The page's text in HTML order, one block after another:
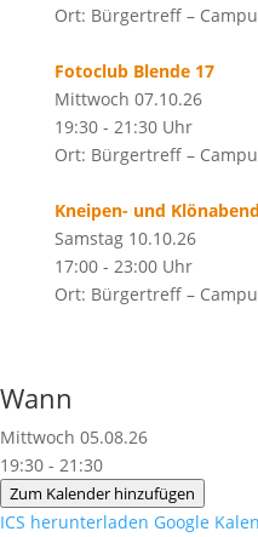
Ort: Bürgertreff –
Fotoclub Blende 17
Mittwoch 07.10.26
19:30 - 21:30 Uhr
Ort: Bürgertreff –
Kneipen- und Klönabend
Samstag 10.10.26
17:00 - 23:00 Uhr
Ort: Bürgertreff –
Wann
Mittwoch 05.08.26
19:30 - 21:30
Zum Kalender hinzufügen
ICS herunterladen Google